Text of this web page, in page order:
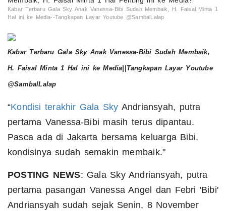
Kabar Terbaru Gala Sky Anak Vanessa-Bibi Sudah Membaik, H. Faisal Minta 1
Hal ini ke Media--Tangkapan Layar Youtube @SambalLalap
Kabar Terbaru Gala Sky Anak Vanessa-Bibi Sudah Membaik,
H. Faisal Minta 1 Hal ini ke Media||Tangkapan Layar Youtube
@SambalLalap
“Kondisi terakhir Gala Sky Andriansyah, putra
pertama Vanessa-Bibi masih terus dipantau.
Pasca ada di Jakarta bersama keluarga Bibi,
kondisinya sudah semakin membaik."
POSTING NEWS: Gala Sky Andriansyah, putra
pertama pasangan Vanessa Angel dan Febri 'Bibi'
Andriansyah sudah sejak Senin, 8 November